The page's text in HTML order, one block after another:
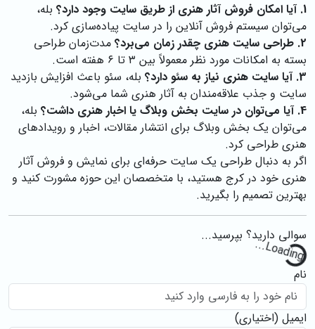
1. آیا امکان فروش آثار هنری از طریق سایت وجود دارد؟
بله،
می‌توان سیستم فروش آنلاین را در سایت پیاده‌سازی کرد.
2. طراحی سایت هنری چقدر زمان می‌برد؟
مدت‌زمان طراحی
بسته به امکانات مورد نظر معمولاً بین ۳ تا ۶ هفته است.
3. آیا سایت هنری نیاز به سئو دارد؟
بله، سئو باعث افزایش بازدید
سایت و جذب علاقه‌مندان به آثار هنری شما می‌شود.
4. آیا می‌توان در سایت بخش وبلاگ یا اخبار هنری داشت؟
بله،
می‌توان یک بخش وبلاگ برای انتشار مقالات، اخبار و رویدادهای
هنری طراحی کرد.
اگر به دنبال طراحی یک سایت حرفه‌ای برای نمایش و فروش آثار
هنری خود در کرج هستید، با متخصصان این حوزه مشورت کنید و
بهترین تصمیم را بگیرید.
سوالی دارید؟ بپرسید...
نام
ایمیل (اختیاری)